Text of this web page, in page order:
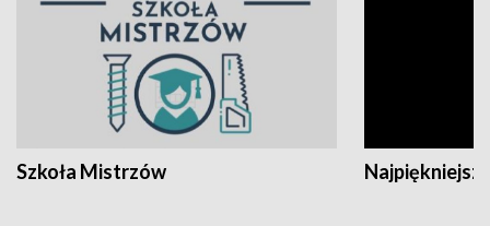
Szkoła Mistrzów